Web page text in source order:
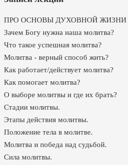
ПРО ОСНОВЫ ДУХОВНОЙ ЖИЗНИ
Зачем Богу нужна наша молитва?
Что такое успешная молитва?
Молитва - верный способ жить?
Как работает/действует молитва?
Как помогает молитва?
О выборе молитвы и где их брать?
Стадии молитвы.
Этапы действия молитвы.
Положение тела в молитве.
Молитва и победа над судьбой.
Сила молитвы.